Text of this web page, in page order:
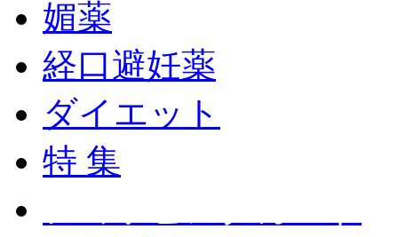
媚薬
経口避妊薬
ダイエット
特 集